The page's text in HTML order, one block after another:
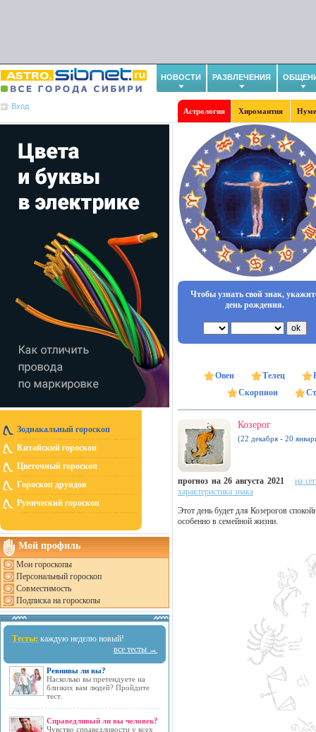
НОВОСТИ РАЗВЛЕЧЕНИЯ
Вход
Астрология Хиромантия
Зодиакальный гороскоп
Китайский гороскоп
Цветочный гороскоп
Гороскоп друидов
Рунический гороскоп
Мой профиль
Мои гороскопы
Персональный гороскоп
Совместимость
Подписка на гороскопы
Тесты: каждую неделю новый!
все тесты →
Ревнивы ли вы?
Насколько вы претендуете на
близких вам людей? Пройдите
тест.
Справедливый ли вы человек?
Чувство справедливости у всех
Чтобы узнать свой знак,
день рождения.
Овен Телец
Скорпион
Козерог
(22 декабря - 20
прогноз на 26 августа 2021
на
характеристика знака
Этот день будет для Козерогов
особенно в семейной жизни.